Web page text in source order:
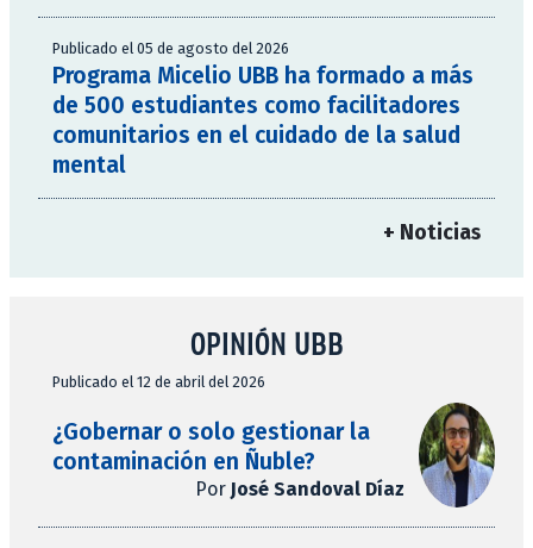
Publicado el 05 de agosto del 2026
Programa Micelio UBB ha formado a más
de 500 estudiantes como facilitadores
comunitarios en el cuidado de la salud
mental
+ Noticias
OPINIÓN UBB
Publicado el 12 de abril del 2026
¿Gobernar o solo gestionar la
contaminación en Ñuble?
Por José Sandoval Díaz